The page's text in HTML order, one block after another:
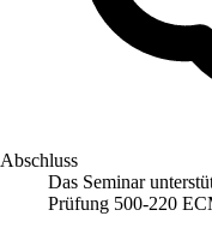
Abschluss
Das Seminar
Prüfung 500-220